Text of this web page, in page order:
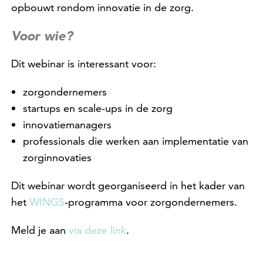
opbouwt rondom innovatie in de zorg.
Voor wie?
Dit webinar is interessant voor:
zorgondernemers
startups en scale-ups in de zorg
innovatiemanagers
professionals die werken aan implementatie van
zorginnovaties
Dit webinar wordt georganiseerd in het kader van
het WINGS-programma voor zorgondernemers.
Meld je aan via deze link.